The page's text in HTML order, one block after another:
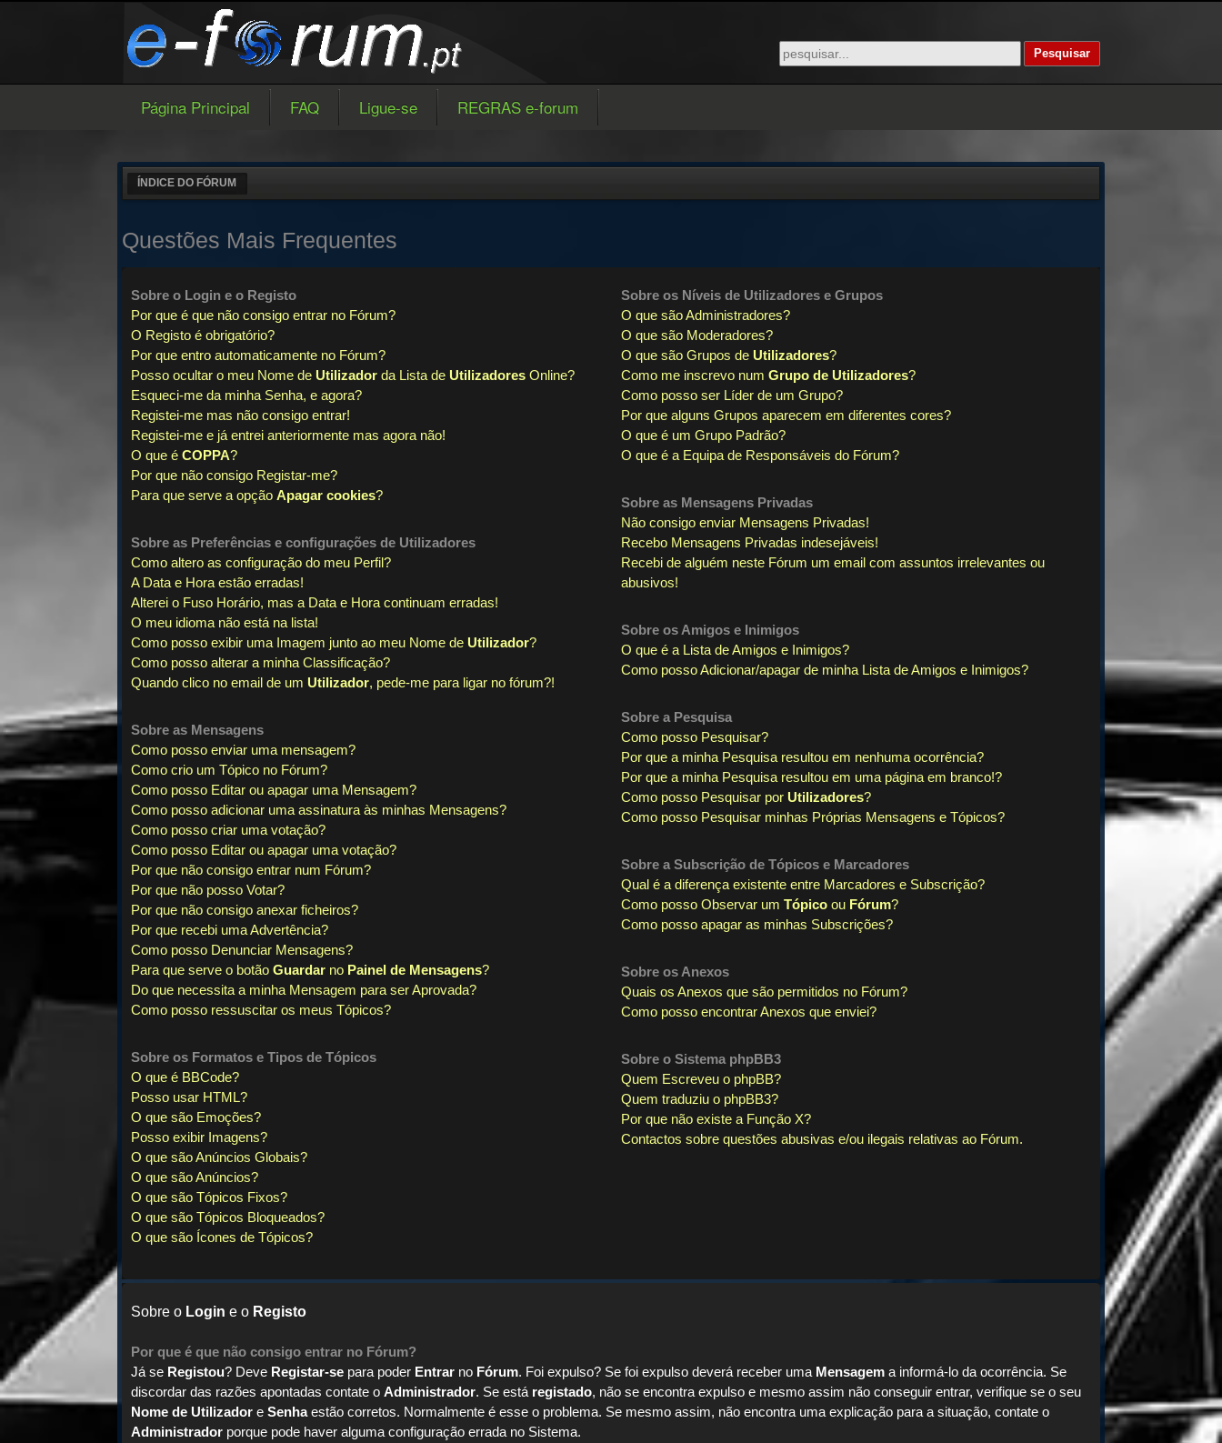
Página Principal FAQ Ligue-se REGRAS e-forum
ÍNDICE DO FÓRUM
Questões Mais Frequentes
Sobre o Login e o Registo
Por que é que não consigo entrar no Fórum?
O Registo é obrigatório?
Por que entro automaticamente no Fórum?
Posso ocultar o meu Nome de Utilizador da Lista de Utilizadores Online?
Esqueci-me da minha Senha, e agora?
Registei-me mas não consigo entrar!
Registei-me e já entrei anteriormente mas agora não!
O que éCOPPA?
Por que não consigo Registar-me?
Para que serve a opçãoApagar cookies?
Sobre as Preferências e configurações de Utilizadores
Como altero as configuração do meu Perfil?
A Data e Hora estão erradas!
Alterei o Fuso Horário, mas a Data e Hora continuam erradas!
O meu idioma não está na lista!
Como posso exibir uma Imagem junto ao meu Nome de Utilizador?
Como posso alterar a minha Classificação?
Quando clico no email de um Utilizador, pede-me para ligar no fórum?!
Sobre as Mensagens
Como posso enviar uma mensagem?
Como crio um Tópico no Fórum?
Como posso Editar ou apagar uma Mensagem?
Como posso adicionar uma assinatura às minhas Mensagens?
Como posso criar uma votação?
Como posso Editar ou apagar uma votação?
Por que não consigo entrar num Fórum?
Por que não posso Votar?
Por que não consigo anexar ficheiros?
Por que recebi uma Advertência?
Como posso Denunciar Mensagens?
Para que serve o botãoGuardar no Painel de Mensagens?
Do que necessita a minha Mensagem para ser Aprovada?
Como posso ressuscitar os meus Tópicos?
Sobre os Formatos eTipos de Tópicos
O que é BBCode?
Posso usar HTML?
O que são Emoções?
Posso exibir Imagens?
O que são Anúncios Globais?
O que são Anúncios?
O que são Tópicos Fixos?
O que são Tópicos Bloqueados?
O que são Ícones de Tópicos?
Sobre os Níveis de Utilizadorese Grupos
O que são Administradores?
O que são Moderadores?
O que são Grupos de Utilizadores?
Como me inscrevo num Grupo de Utilizadores?
Como posso ser Líder de um Grupo?
Por que alguns Grupos aparecem em diferentes cores?
O que é um Grupo Padrão?
O que é a Equipa de Responsáveis do Fórum?
Sobre as Mensagens Privadas
Não consigo enviar Mensagens Privadas!
Recebo Mensagens Privadas indesejáveis!
Recebi de alguém neste Fórum um email com assuntos irrelevantes ou
abusivos!
Sobre os Amigose Inimigos
O que é a Lista de Amigos e Inimigos?
Como posso Adicionar/apagar de minha Lista de Amigos e Inimigos?
Sobre a Pesquisa
Como posso Pesquisar?
Por que a minha Pesquisa resultou em nenhuma ocorrência?
Por que a minha Pesquisa resultou em uma página em branco!?
Como posso Pesquisar por Utilizadores?
Como posso Pesquisar minhas Próprias Mensagens e Tópicos?
Sobre a Subscrição de Tópicose Marcadores
Qual é a diferença existente entre Marcadores e Subscrição?
Como posso Observar um Tópicoou Fórum?
Como posso apagar as minhas Subscrições?
Sobre os Anexos
Quais os Anexos que são permitidos no Fórum?
Como posso encontrar Anexos que enviei?
Sobre o Sistema phpBB3
Quem Escreveu o phpBB?
Quem traduziu o phpBB3?
Por que não existe a Função X?
Contactos sobre questões abusivas e/ou ilegais relativas ao Fórum.
Sobre o Login e o Registo
Por que é que não consigo entrar no Fórum?
Já se Registou? Deve Registar-se para poder Entrar no Fórum. Foi expulso? Se foi expulso deverá receber uma Mensagem a informá-lo da ocorrência. Se
discordar das razões apontadas contate oAdministrador. Se está registado, não se encontra expulso e mesmo assim não conseguir entrar, verifique se o seu
Nome de Utilizador eSenhaestão corretos. Normalmente é esse o problema. Se mesmo assim, não encontra uma explicação para a situação, contate o
Administrador porque pode haver alguma configuração errada no Sistema.